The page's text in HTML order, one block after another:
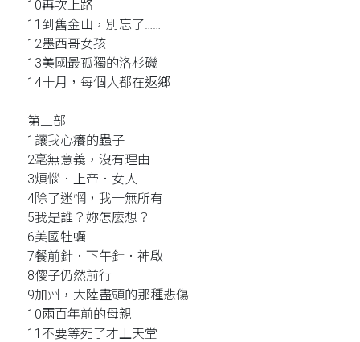
10再次上路
11到舊金山，別忘了……
12墨西哥女孩
13美國最孤獨的洛杉磯
14十月，每個人都在返鄉
第二部
1讓我心癢的蟲子
2毫無意義，沒有理由
3煩惱．上帝．女人
4除了迷惘，我一無所有
5我是誰？妳怎麼想？
6美國牡蠣
7餐前針．下午針．神啟
8傻子仍然前行
9加州，大陸盡頭的那種悲傷
10兩百年前的母親
11不要等死了才上天堂